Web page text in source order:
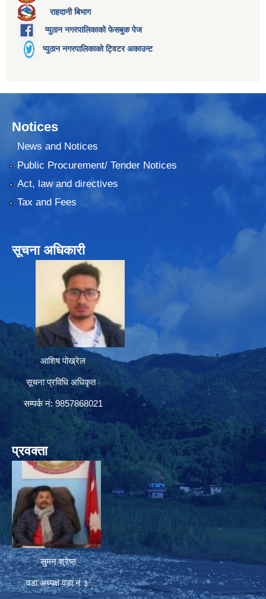
राहदानी बिभाग
प्युठान नगरपालिकाको फेसबुक पेज
प्युठान नगरपालिकाको ट्विटर अकाउन्ट
Notices
News and Notices
Public Procurement/ Tender Notices
Act, law and directives
Tax and Fees
सूचना अधिकारी
आशिष पोख्रेल
सूचना प्रविधि अधिकृत
सम्पर्क नं: 9857868021
प्रवक्ता
सुमन श्रेष्ठ
वडा अध्यक्ष वडा नं ३